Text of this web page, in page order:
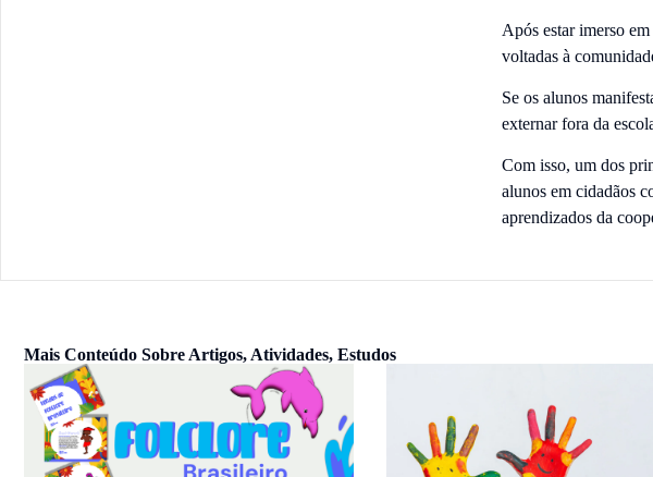
Após estar imerso
voltadas à
Se os alunos
externar fora da
Com isso, um dos
alunos em cidadãos
aprendizados da
Mais Conteúdo Sobre Artigos, Atividades, Estudos